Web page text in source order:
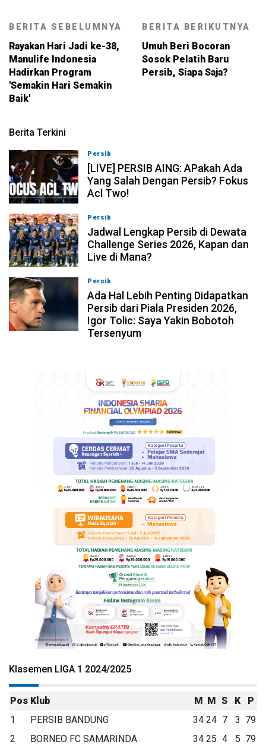
BERITA SEBELUMNYA
Rayakan Hari Jadi ke-38,
Manulife Indonesia
Hadirkan Program
'Semakin Hari Semakin
Baik'
BERITA BERIKUTNYA
Umuh Beri Bocoran
Sosok Pelatih Baru
Persib, Siapa Saja?
Berita Terkini
Persib
[LIVE] PERSIB AING: APakah Ada
Yang Salah Dengan Persib? Fokus
Acl Two!
Persib
Jadwal Lengkap Persib di Dewata
Challenge Series 2026, Kapan dan
Live di Mana?
Persib
Ada Hal Lebih Penting Didapatkan
Persib dari Piala Presiden 2026,
Igor Tolic: Saya Yakin Bobotoh
Tersenyum
Klasemen LIGA 1 2024/2025
Pos Klub M M S K
P
1
PERSIB BANDUNG 34 24 7 3 79
2
BORNEO FC SAMARINDA 34 25 4 5 79